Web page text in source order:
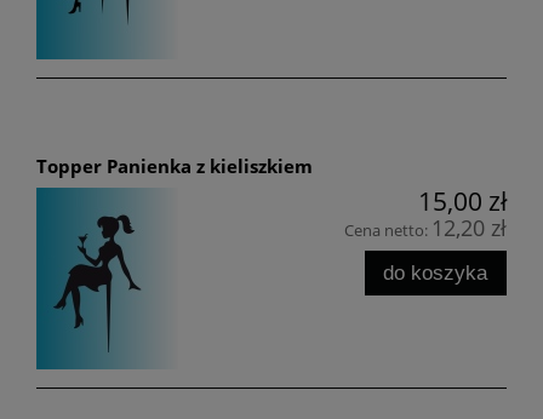
Topper Panienka z kieliszkiem
15,00 zł
Cena netto: 12,20 zł
do koszyka